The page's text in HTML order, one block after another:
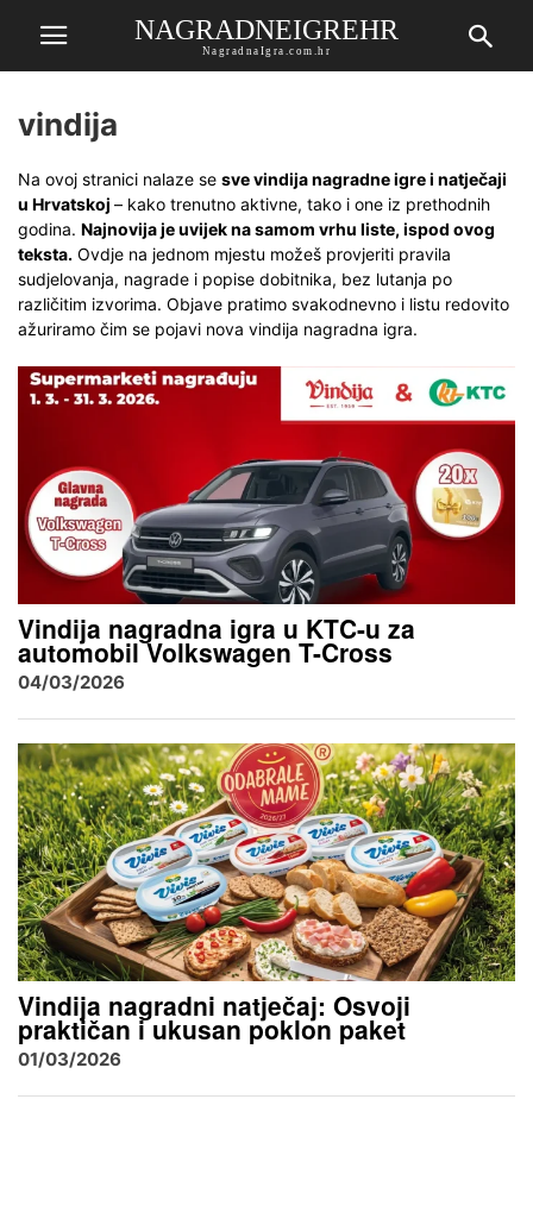
NAGRADNEIGREHR
NagradnaIgra.com.hr
vindija
Na ovoj stranici nalaze se sve vindija nagradne igre i natječaji
u Hrvatskoj – kako trenutno aktivne, tako i one iz prethodnih
godina. Najnovija je uvijek na samom vrhu liste, ispod ovog
teksta. Ovdje na jednom mjestu možeš provjeriti pravila
sudjelovanja, nagrade i popise dobitnika, bez lutanja po
različitim izvorima. Objave pratimo svakodnevno i listu redovito
ažuriramo čim se pojavi nova vindija nagradna igra.
Vindija nagradna igra u KTC-u za
automobil Volkswagen T-Cross
04/03/2026
Vindija nagradni natječaj: Osvoji
praktičan i ukusan poklon paket
01/03/2026